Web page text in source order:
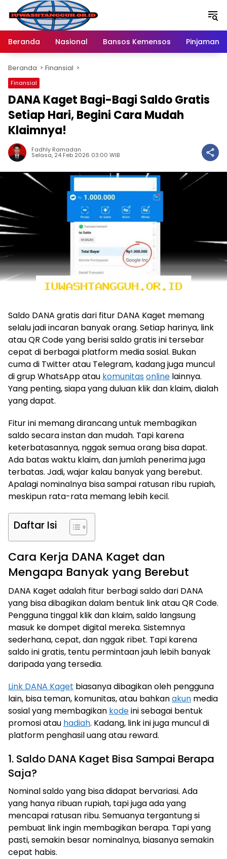
Langsung
konten
Beranda
Nasional Bansos Kemensos Pinjaman
Beranda Finansial
Finansial
DANA Kaget Bagi-Bagi Saldo Gratis
Setiap Hari, Begini Cara Mudah
Klaimnya!
Fadhly Ramadan
Selasa, 24 Feb 2026 03:00 WIB
Saldo DANA gratis dari fitur DANA Kaget memang
selalu jadi incaran banyak orang. Setiap harinya, link
atau QR Code yang berisi saldo gratis ini tersebar
cepat di berbagai platform media sosial. Bukan
cuma di Twitter atau Telegram, kadang juga muncul
di grup WhatsApp atau komunitas online lainnya.
Yang penting, siapa yang duluan klik dan klaim, dialah
yang dapat.
Fitur ini memang dirancang untuk membagikan
saldo secara instan dan mudah. Tapi karena
keterbatasannya, nggak semua orang bisa dapat.
Ada batas waktu klaim, dan jumlah penerima juga
terbatas. Jadi, wajar kalau banyak yang berebut.
Apalagi nominalnya bisa sampai ratusan ribu rupiah,
meskipun rata-rata memang lebih kecil.
Daftar Isi
Cara Kerja DANA Kaget dan
Mengapa Banyak yang Berebut
DANA Kaget adalah fitur berbagi saldo dari DANA
yang bisa dibagikan dalam bentuk link atau QR Code.
Pengguna tinggal klik dan klaim, saldo langsung
masuk ke dompet digital mereka. Sistemnya
sederhana, cepat, dan nggak ribet. Tapi karena
saldo ini gratis, tentu permintaan jauh lebih banyak
daripada yang tersedia.
Link DANA Kaget biasanya dibagikan oleh pengguna
lain, bisa teman, komunitas, atau bahkanakun media
sosial yang membagikan kodeini sebagai bentuk
promosi atau hadiah. Kadang, link ini juga muncul di
platform penghasil uang atau reward.
1. Saldo DANA Kaget Bisa Sampai Berapa
Saja?
Nominal saldo yang bisa didapat bervariasi. Ada
yang hanya ribuan rupiah, tapi juga ada yang
mencapai ratusan ribu. Semuanya tergantung si
pembuat link ingin membagikan berapa. Tapi yang
pasti, semakin besar nominalnya, biasanya semakin
cepat habis.